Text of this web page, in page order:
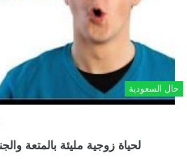
حال السعودية
لحياة زوجية مليئة بالمتعة